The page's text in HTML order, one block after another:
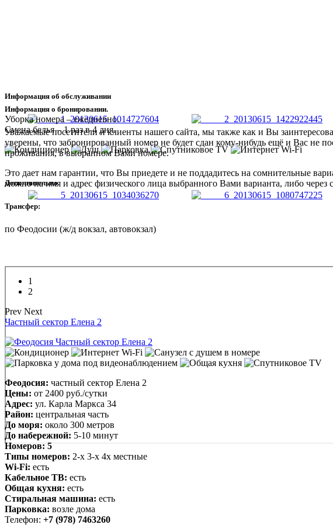
Информация об обслуживании
Уборка номера – ежедневно.
Смена белья – 1 раз в 4 дня.
Дополнительно
Информация о бронировании.
Уважаемые посетители и клиенты нашего сайта, мы также как и Вы
уверены, что забронированный номер не будет сдан кому-нибудь ещё и Вас не
проживания, в выбранном Вами номере.
Это дает нам гарантии, что Вы приедете и не поддадитесь на сомнительные
можно на имя и адрес физического лица выбранного Вами варианта, либо
Трансфер:
по Феодосии (ж/д вокзал, автовокзал)
1
2
Prev Next
Частный сектор Елена 2
Феодосия: частный сектор Елена 2
Цены: от 2400 руб./сутки
Адрес: ул. Карла Маркса 34
Район: центральная часть
До моря: около 300 метров
До набережной: 5-10 минут
Номеров: 5
Типы номеров: 2-х 3-х 4х местные
Wi-Fi: есть
Кабельное ТВ: есть
Общая кухня: есть
Стиральная машина: есть
Парковка: возле дома
Телефон: +7 (978) 7463260